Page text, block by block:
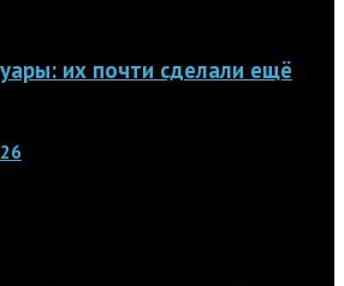
их почти сделали ещё